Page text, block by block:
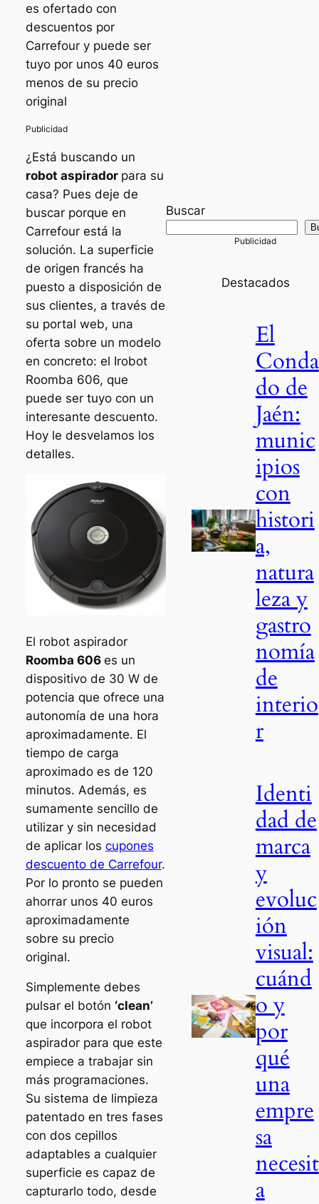
es ofertado con
descuentos por
Carrefour y puede ser
tuyo por unos 40 euros
menos de su precio
original
¿Está buscando un
robot aspirador para su
casa? Pues deje de
buscar porque en
Carrefour está la
solución. La superficie
de origen francés ha
puesto a disposición de
sus clientes, a través de
su portal web, una
oferta sobre un modelo
en concreto: el Irobot
Roomba 606, que
puede ser tuyo con un
interesante descuento.
Hoy le desvelamos los
detalles.
El robot aspirador
Roomba 606 es un
dispositivo de 30 W de
potencia que ofrece una
autonomía de una hora
aproximadamente. El
tiempo de carga
aproximado es de 120
minutos. Además, es
sumamente sencillo de
utilizar y sin necesidad
de aplicar los cupones
descuento de Carrefour.
Por lo pronto se pueden
ahorrar unos 40 euros
aproximadamente
sobre su precio
original.
Simplemente debes
pulsar el botón ‘clean’
que incorpora el robot
aspirador para que este
empiece a trabajar sin
más programaciones.
Su sistema de limpieza
patentado en tres fases
con dos cepillos
adaptables a cualquier
superficie es capaz de
capturarlo todo, desde
Buscar
Destacados
El
Conda
do de
Jaén:
munic
ipios
con
histori
a,
natura
leza y
gastro
nomía
de
interio
r
Identi
dad de
marca
y
evoluc
ión
visual:
cuánd
o y
por
qué
una
empre
sa
necesit
a